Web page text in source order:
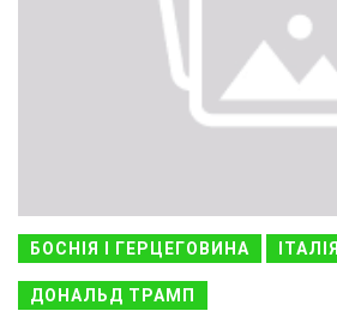
БОСНІЯ І ГЕРЦЕГОВИНА ІТАЛІЯ
ДОНАЛЬД ТРАМП